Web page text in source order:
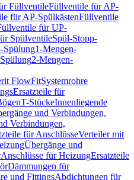
FüllventileFüllventile für AP-
für AP-SpülkästenFüllventile
für UP-
SpülventileSpül-Stopp-
Spülung1-Mengen-
2-Mengen-
FlowFitSystemrohre
Ersatzteile für
T-StückeInnenliegende
und Verbindungen,
Verbindungen,
für AnschlüsseVerteiler mit
Übergänge und
Anschlüsse für HeizungErsatzteile
Dämmungen für
und FittingsAbdichtungen für